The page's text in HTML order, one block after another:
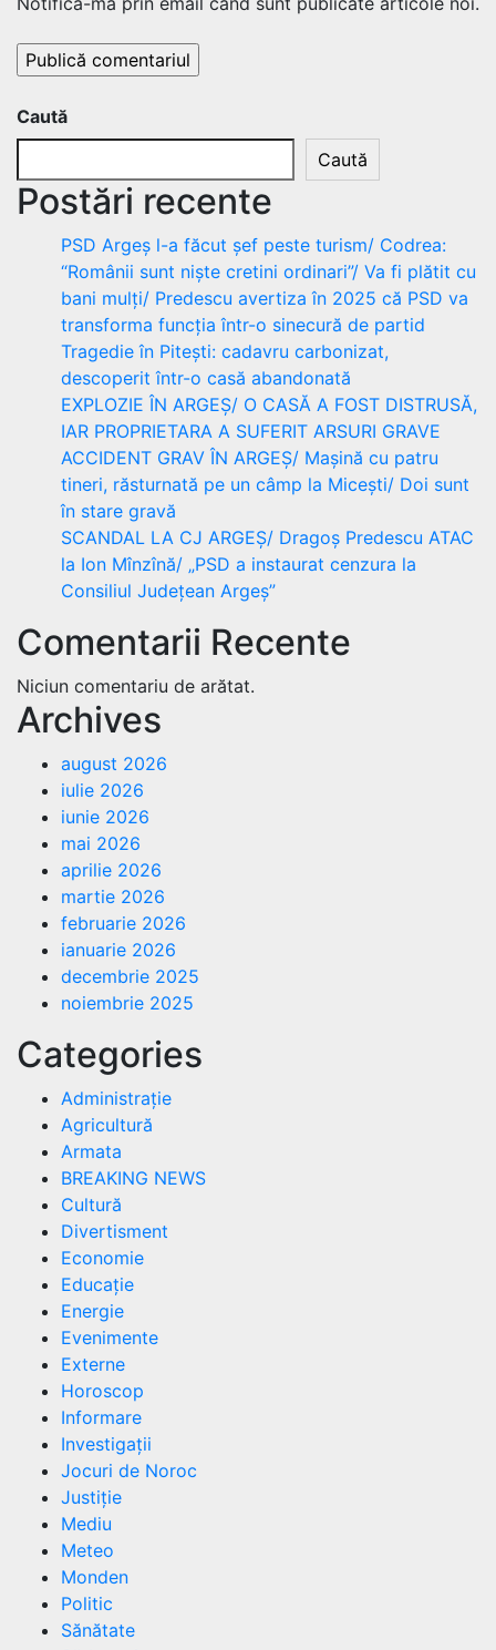
Caută
Caută
Postări recente
PSD Argeș l-a făcut șef peste turism/ Codrea:
“Românii sunt niște cretini ordinari”/ Va fi plătit cu
bani mulți/ Predescu avertiza în 2025 că PSD va
transforma funcția într-o sinecură de partid
Tragedie în Pitești: cadavru carbonizat,
descoperit într-o casă abandonată
EXPLOZIE ÎN ARGEȘ/ O CASĂ A FOST DISTRUSĂ,
IAR PROPRIETARA A SUFERIT ARSURI GRAVE
ACCIDENT GRAV ÎN ARGEȘ/ Mașină cu patru
tineri, răsturnată pe un câmp la Micești/ Doi sunt
în stare gravă
SCANDAL LA CJ ARGEȘ/ Dragoș Predescu ATAC
la Ion Mînzînă/ „PSD a instaurat cenzura la
Consiliul Județean Argeș”
Comentarii Recente
Niciun comentariu de arătat.
Archives
august 2026
iulie 2026
iunie 2026
mai 2026
aprilie 2026
martie 2026
februarie 2026
ianuarie 2026
decembrie 2025
noiembrie 2025
Categories
Administrație
Agricultură
Armata
BREAKING NEWS
Cultură
Divertisment
Economie
Educație
Energie
Evenimente
Externe
Horoscop
Informare
Investigații
Jocuri de Noroc
Justiție
Mediu
Meteo
Monden
Politic
Sănătate